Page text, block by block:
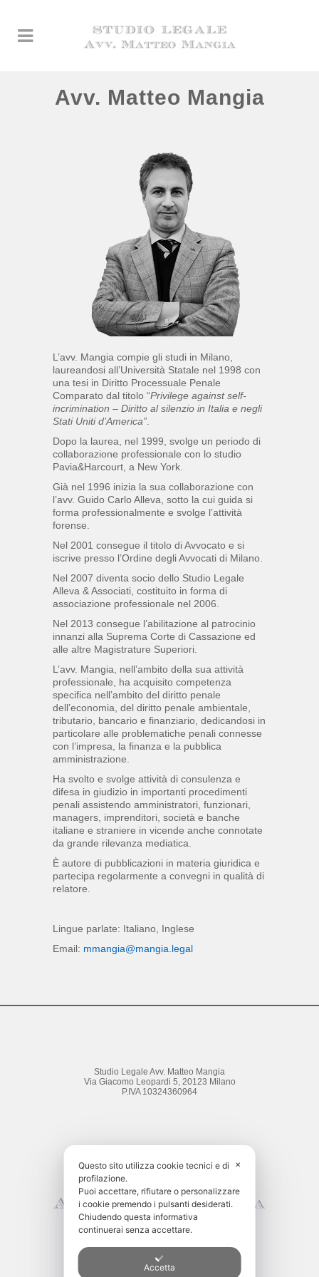
Avv. Matteo Mangia
L’avv. Mangia compie gli studi in Milano,
laureandosi all’Università Statale nel 1998 con
una tesi in Diritto Processuale Penale
Comparato dal titolo “Privilege against self-
incrimination – Diritto al silenzio in Italia e negli
Stati Uniti d’America”
Dopo la laurea, nel 1999, svolge un periodo di
collaborazione professionale con lo studio
Pavia&Harcourt, a New York.
Già nel 1996 inizia la sua collaborazione con
l’avv. Guido Carlo Alleva, sotto la cui guida si
forma professionalmente e svolge l’attività
forense.
Nel 2001 consegue il titolo di Avvocato e si
iscrive presso l’Ordine degli Avvocati di Milano.
Nel 2007 diventa socio dello Studio Legale
Alleva & Associati, costituito in forma di
associazione professionale nel 2006.
Nel 2013 consegue l’abilitazione al patrocinio
innanzi alla Suprema Corte di Cassazione ed
alle altre Magistrature Superiori.
L’avv. Mangia, nell’ambito della sua attività
professionale, ha acquisito competenza
specifica nell’ambito del diritto penale
dell’economia, del diritto penale ambientale,
tributario, bancario e finanziario, dedicandosi in
particolare alle problematiche penali connesse
con l’impresa, la finanza e la pubblica
amministrazione.
Ha svolto e svolge attività di consulenza e
difesa in giudizio in importanti procedimenti
penali assistendo amministratori, funzionari,
managers, imprenditori, società e banche
italiane e straniere in vicende anche connotate
da grande rilevanza mediatica.
È autore di pubblicazioni in materia giuridica e
partecipa regolarmente a convegni in qualità di
relatore.
Lingue parlate: Italiano, Inglese
Email: mmangia@mangia.legal
Studio Legale Avv. Matteo Mangia
Via Giacomo Leopardi 5, 20123 Milano
P.IVA 10324360964
✕
Questo sito utilizza cookie tecnici e di
profilazione.
Puoi accettare, rifiutare o personalizzare
i cookie premendo i pulsanti desiderati.
Chiudendo questa informativa
continuerai senza accettare.
Accetta